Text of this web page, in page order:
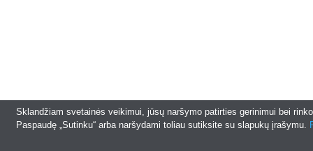
Sklandžiam svetainės veikimui, jūsų naršymo patirties gerinimui bei
Paspaudę „Sutinku“ arba naršydami toliau sutiksite su slapukų įrašymu.